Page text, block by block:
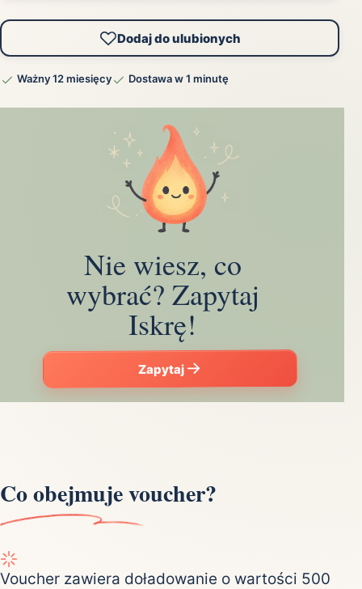
Dodaj do ulubionych
Ważny 12 miesięcy Dostawa w 1 minutę
Nie wiesz, co
wybrać? Zapytaj
Iskrę!
Zapytaj
Co obejmuje voucher?
Voucher zawiera doładowanie o wartości 500